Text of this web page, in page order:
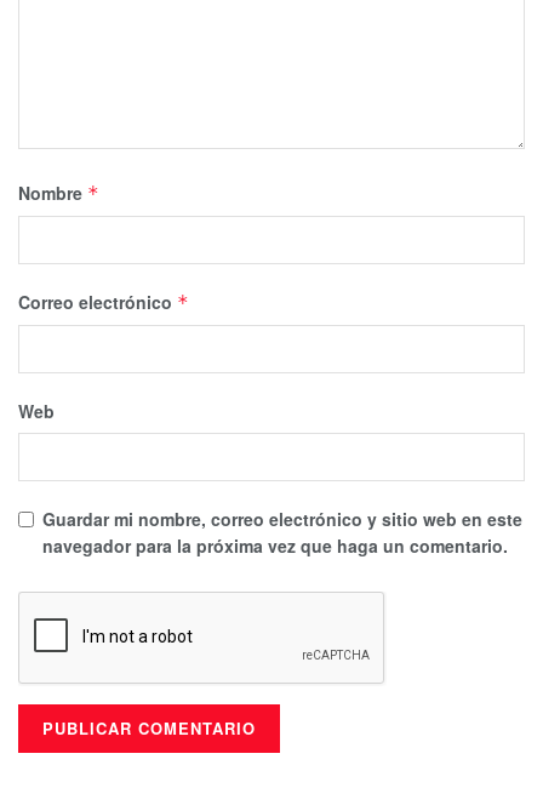
Nombre *
Correo electrónico *
Web
Guardar mi nombre, correo electrónico y sitio web en este
navegador para la próxima vez que haga un comentario.